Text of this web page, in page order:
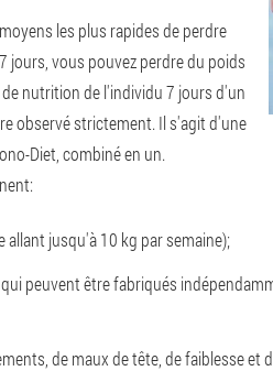
les plus rapides de perdre
jours, vous pouvez perdre du poids
nutrition de l'individu 7 jours d'un
observé strictement. Il s'agit d'une
Diet, combiné en un.
allant jusqu'à 10 kg par semaine);
peuvent être fabriqués
de maux de tête, de faiblesse et